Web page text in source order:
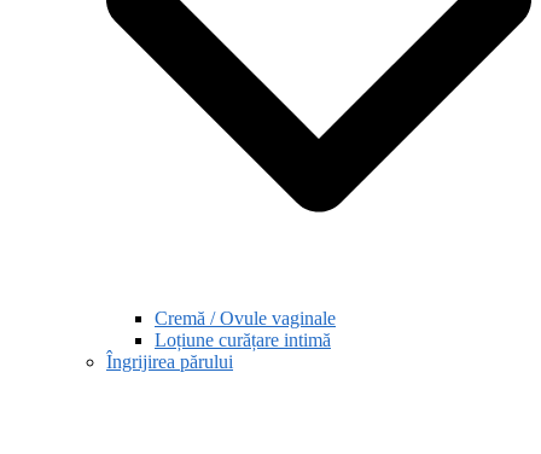
Cremă / Ovule vaginale
Loțiune curățare intimă
Îngrijirea părului